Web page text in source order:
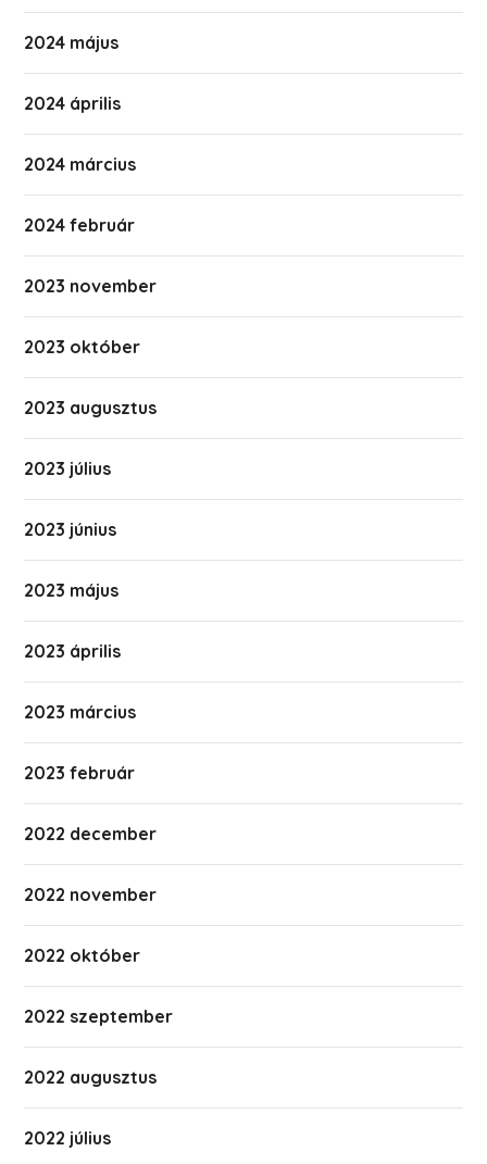
2024 május
2024 április
2024 március
2024 február
2023 november
2023 október
2023 augusztus
2023 július
2023 június
2023 május
2023 április
2023 március
2023 február
2022 december
2022 november
2022 október
2022 szeptember
2022 augusztus
2022 július